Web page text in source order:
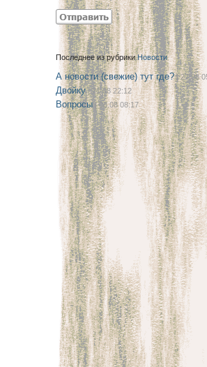
Последнее из рубрикиНовости
А новости (свежие) тут где?| 27.08
Двойку| 21.08 22:12
Вопросы| 08.08 08:17